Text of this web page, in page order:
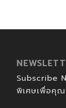
Subscribe
พิเศษเพื่อคุณ